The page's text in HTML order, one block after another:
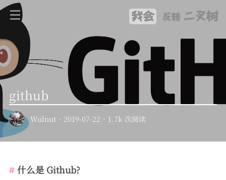
我会 反转 二叉树
github
Wulnut · 2019-07-22 · 1.7k 次阅读
什么是 Github?